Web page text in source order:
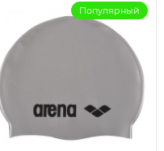
Популярный